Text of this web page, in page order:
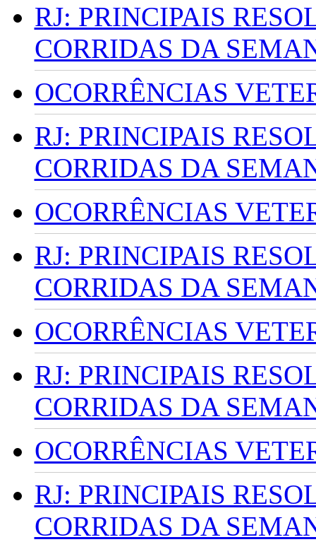
RJ: PRINCIPAIS
CORRIDAS DA
OCORRÊNCIAS
RJ: PRINCIPAIS
CORRIDAS DA
OCORRÊNCIAS
RJ: PRINCIPAIS
CORRIDAS DA
OCORRÊNCIAS
RJ: PRINCIPAIS
CORRIDAS DA
OCORRÊNCIAS
RJ: PRINCIPAIS
CORRIDAS DA